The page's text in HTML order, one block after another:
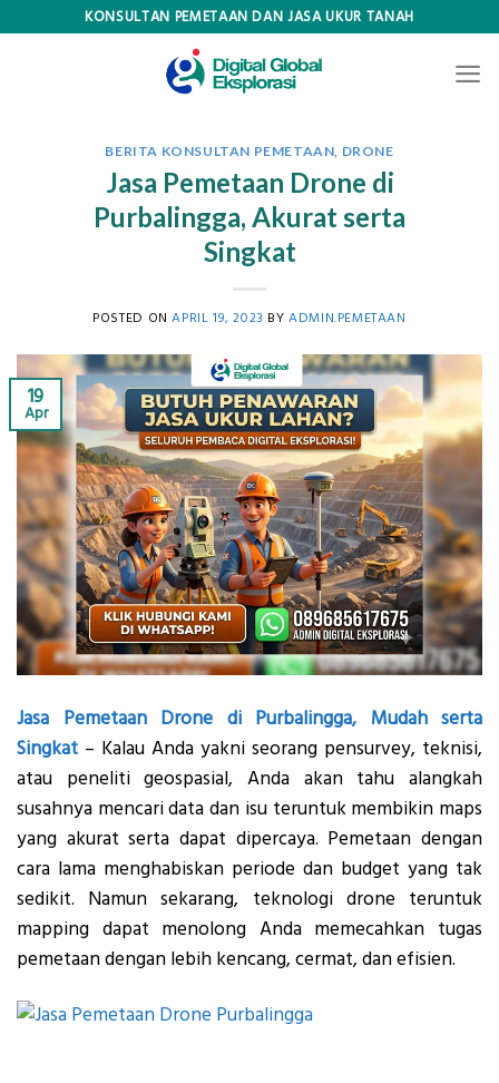
KONSULTAN PEMETAAN DAN JASA UKUR TANAH
BERITA KONSULTAN PEMETAAN, DRONE
Jasa Pemetaan Drone di
Purbalingga, Akurat serta
Singkat
POSTED ONAPRIL 19, 2023 BYADMIN.PEMETAAN
19
Apr
Jasa Pemetaan Drone di Purbalingga, Mudah serta
Singkat – Kalau Anda yakni seorang pensurvey, teknisi,
atau peneliti geospasial, Anda akan tahu alangkah
susahnya mencari data dan isu teruntuk membikin maps
yang akurat serta dapat dipercaya. Pemetaan dengan
cara lama menghabiskan periode dan budget yang tak
sedikit. Namun sekarang, teknologi drone teruntuk
mapping dapat menolong Anda memecahkan tugas
pemetaan dengan lebih kencang, cermat, dan efisien.